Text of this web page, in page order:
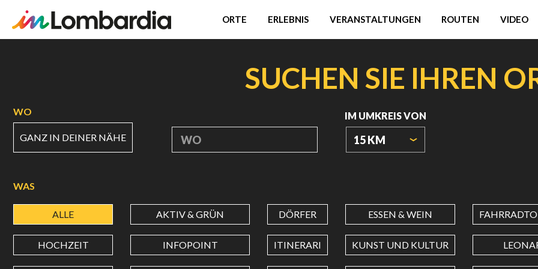
ORTE ERLEBNIS VERANSTALTUNGEN ROUTEN VIDEO
SUCHEN SIE IHREN
WO
GANZ IN DEINER NÄHE WO
IM UMKREIS VON
15 KM
BREITENGRAD
WAS
ALLE AKTIV & GRÜN DÖRFER ESSEN & WEIN
HOCHZEIT INFOPOINT ITINERARI KUNST UND KULTUR